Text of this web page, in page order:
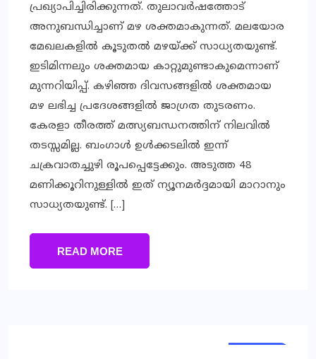
പ്രഖ്യാപിച്ചിരിക്കുന്നത്. തുലാവര്‍ഷത്തോട്
അനുബന്ധിച്ചാണ് മഴ ശക്തമാകുന്നത്. മലയോര
മേഖലകളില്‍ കൂടുതല്‍ മഴയ്ക്ക് സാധ്യതയുണ്ട്.
ഇടിമിന്നലും ശക്തമായ കാറ്റുമുണ്ടാകുമെന്നാണ്
മുന്നറിയിപ്പ്. കഴിഞ്ഞ ദിവസങ്ങളില്‍ ശക്തമായ
മഴ ലഭിച്ച പ്രദേശങ്ങളില്‍ ജാഗ്രത തുടരണം.
കേരളാ തീരത്ത് മത്സ്യബന്ധനത്തിന് നിലവില്‍
തടസ്സമില്ല. ബംഗാള്‍ ഉള്‍ക്കടലില്‍ ഇന്ന്
ചക്രവാതച്ചുഴി രൂപപ്പെട്ടേക്കും. അടുത്ത 48
മണിക്കൂറിനുള്ളില്‍ ഇത് ന്യൂനമര്‍ദ്ദമായി മാറാനും
സാധ്യതയുണ്ട്. […]
READ MORE